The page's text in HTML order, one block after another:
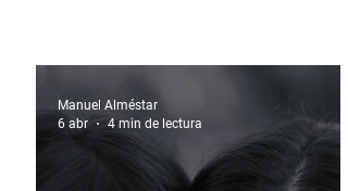
Manuel Alméstar
6 abr
4 min de lectura